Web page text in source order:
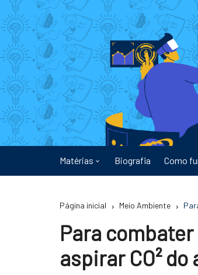
para
conteúdo
Matérias
Energia
Física
Biografia Como
Página inicial Meio Ambiente
Para
aspirar CO²